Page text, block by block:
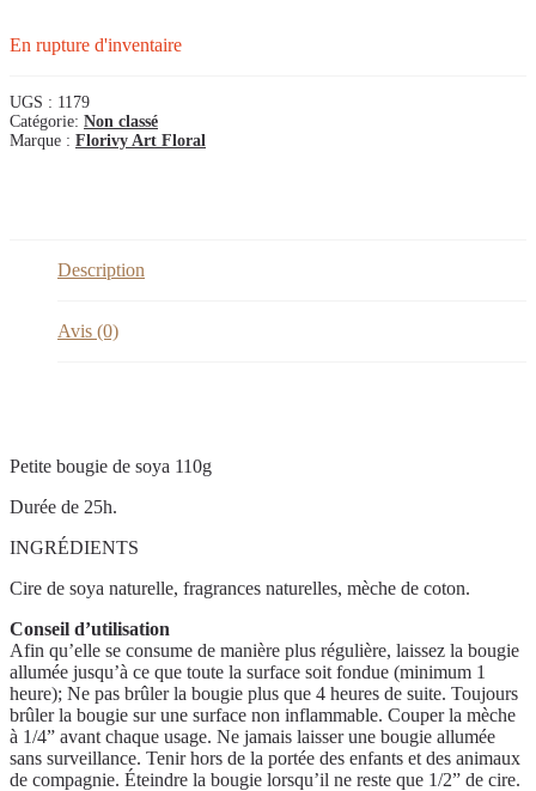
En rupture d'inventaire
UGS : 1179
Catégorie: Non classé
Marque : Florivy Art Floral
Description
Avis (0)
Petite bougie de soya 110g
Durée de 25h.
INGRÉDIENTS
Cire de soya naturelle, fragrances naturelles, mèche de coton.
Conseil d’utilisation
Afin qu’elle se consume de manière plus régulière, laissez la bougie
allumée jusqu’à ce que toute la surface soit fondue (minimum 1
heure); Ne pas brûler la bougie plus que 4 heures de suite. Toujours
brûler la bougie sur une surface non inflammable. Couper la mèche
à 1/4” avant chaque usage. Ne jamais laisser une bougie allumée
sans surveillance. Tenir hors de la portée des enfants et des animaux
de compagnie. Éteindre la bougie lorsqu’il ne reste que 1/2” de cire.